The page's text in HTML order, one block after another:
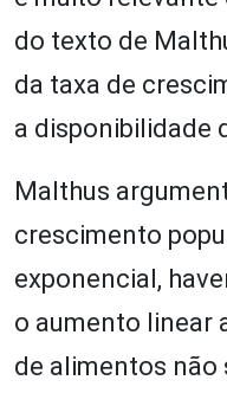
do texto de
da taxa de
a disponibilidade
Malthus
crescimento
exponencial,
o aumento linear
de alimentos não